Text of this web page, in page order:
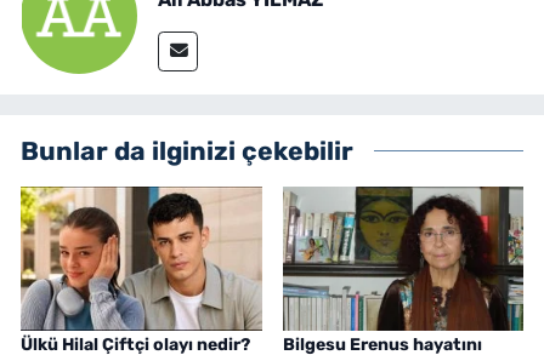
Bunlar da ilginizi çekebilir
Ülkü Hilal Çiftçi olayı nedir?
Bilgesu Erenus hayatını